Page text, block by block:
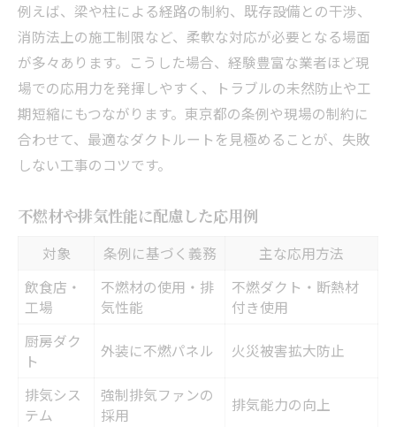
例えば、梁や柱による経路の制約、既存設備との干渉、
消防法上の施工制限など、柔軟な対応が必要となる場面
が多々あります。こうした場合、経験豊富な業者ほど現
場での応用力を発揮しやすく、トラブルの未然防止や工
期短縮にもつながります。東京都の条例や現場の制約に
合わせて、最適なダクトルートを見極めることが、失敗
しない工事のコツです。
不燃材や排気性能に配慮した応用例
対象 条例に基づく義務
主な応用方法
飲食店・
工場
不燃材の使用・排
気性能
不燃ダクト・断熱材
付き使用
厨房ダク
ト
外装に不燃パネル 火災被害拡大防止
排気シス
テム
強制排気ファンの
採用
排気能力の向上